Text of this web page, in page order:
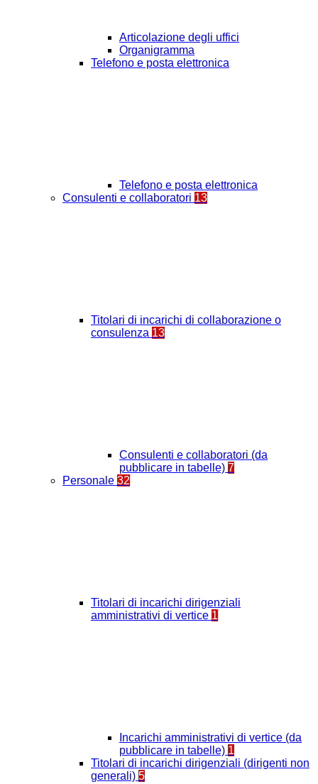
Articolazione degli uffici
Organigramma
Telefono e posta elettronica
Telefono e posta elettronica
Consulenti e collaboratori 13
Titolari di incarichi di collaborazione o
consulenza 13
Consulenti e collaboratori (da
pubblicare in tabelle) 7
Personale 32
Titolari di incarichi dirigenziali
amministrativi di vertice 1
Incarichi amministrativi di vertice (da
pubblicare in tabelle) 1
Titolari di incarichi dirigenziali (dirigenti non
generali) 5